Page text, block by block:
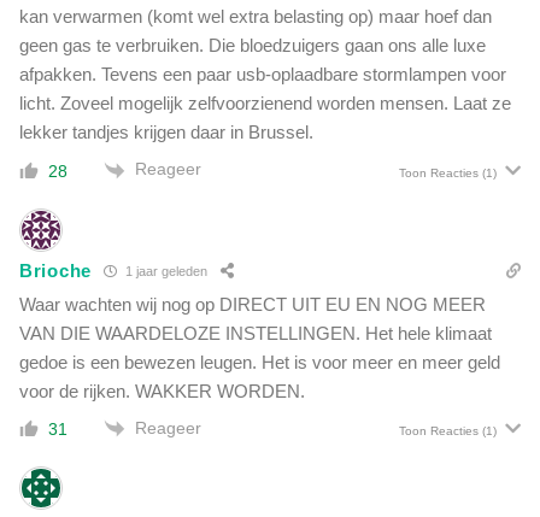
kan verwarmen (komt wel extra belasting op) maar hoef dan
geen gas te verbruiken. Die bloedzuigers gaan ons alle luxe
afpakken. Tevens een paar usb-oplaadbare stormlampen voor
licht. Zoveel mogelijk zelfvoorzienend worden mensen. Laat ze
lekker tandjes krijgen daar in Brussel.
28 Reageer Toon Reacties (1)
Brioche 1 jaar geleden
Waar wachten wij nog op DIRECT UIT EU EN NOG MEER
VAN DIE WAARDELOZE INSTELLINGEN. Het hele klimaat
gedoe is een bewezen leugen. Het is voor meer en meer geld
voor de rijken. WAKKER WORDEN.
31 Reageer Toon Reacties (1)